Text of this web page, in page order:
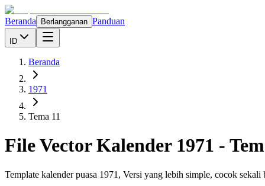
Beranda Berlangganan Panduan
ID
Beranda
1971
Tema 11
File Vector Kalender 1971 -
Template kalender puasa 1971, Versi yang lebih simple, cocok